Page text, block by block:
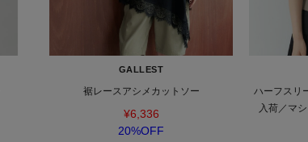
GALLEST
裾レースアシメカットソー
¥6,336
20%OFF
ハーフスリ
入荷／マ